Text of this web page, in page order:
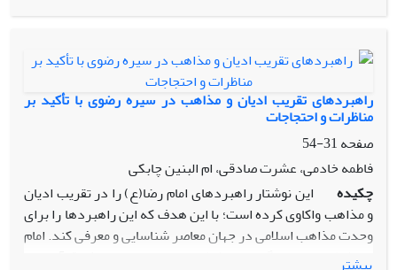
مطرح‌شده در هر موضوع مورد بحث قرار گرفته است. بسط و شرح
گفتار امام(ع) و بررسی و نقدِ تفسیرهای آن بخش اصلی متن را
شامل می‌شود.
راهبردهای تقریب ادیان و مذاهب در سیره رضوی با تأکید بر
مناظرات و احتجاجات
صفحه31-54
فاطمه خادمی، عشرت صادقی، ام البنین چابکی
چکیده
این نوشتار راهبردهای امام رضا(ع) را در تقریب ادیان
و مذاهب واکاوی کرده است؛ با این هدف که این راهبردها را برای
وحدت مذاهب اسلامی در جهان معاصر شناسایی و معرفی کند. امام
رضا(ع) همچون دیگر امامان(ع) با برخورداری از بینش قرآنی و با
بیشتر